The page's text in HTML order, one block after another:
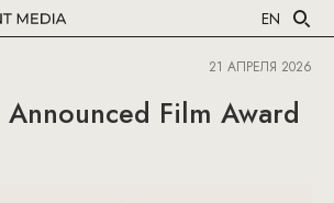
EN
21 АПРЕЛЯ 2026
Announced Film Award